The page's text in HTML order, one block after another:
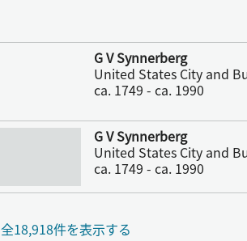
G V Synnerberg
United States City and
ca. 1749 - ca. 1990
G V Synnerberg
United States City and
ca. 1749 - ca. 1990
全18,918件を表示する